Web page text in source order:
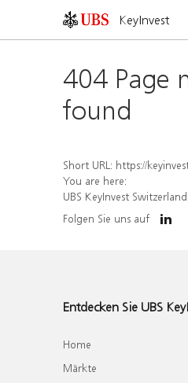
KeyInvest
404 Page
found
Short URL: https://keyinvest-ch.ubs.com/
You are here:
UBS KeyInvest Switzerland
Folgen Sie uns auf
Entdecken Sie UBS
Home
Märkte